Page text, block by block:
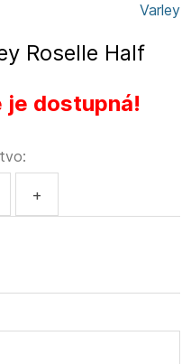
Varley
Roselle Half
je dostupná!
+